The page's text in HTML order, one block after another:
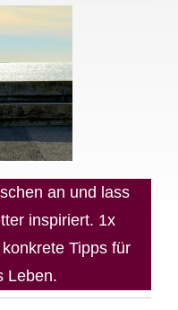
an und lass
inspiriert. 1x
Tipps für
Leben.